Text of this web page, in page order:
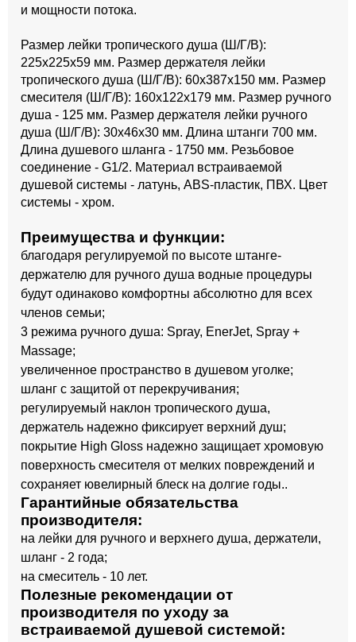
и мощности потока.
Размер лейки тропического душа (Ш/Г/В):
225x225x59 мм. Размер держателя лейки
тропического душа (Ш/Г/В): 60x387x150 мм. Размер
смесителя (Ш/Г/В): 160x122x179 мм. Размер ручного
душа - 125 мм. Размер держателя лейки ручного
душа (Ш/Г/В): 30x46x30 мм. Длина штанги 700 мм.
Длина душевого шланга - 1750 мм. Резьбовое
соединение - G1/2. Материал встраиваемой
душевой системы - латунь, ABS-пластик, ПВХ. Цвет
системы - хром.
Преимущества и функции:
благодаря регулируемой по высоте штанге-
держателю для ручного душа водные процедуры
будут одинаково комфортны абсолютно для всех
членов семьи;
3 режима ручного душа: Spray, EnerJet, Spray +
Massage;
увеличенное пространство в душевом уголке;
шланг с защитой от перекручивания;
регулируемый наклон тропического душа,
держатель надежно фиксирует верхний душ;
покрытие High Gloss надежно защищает хромовую
поверхность смесителя от мелких повреждений и
сохраняет ювелирный блеск на долгие годы..
Гарантийные обязательства
производителя:
на лейки для ручного и верхнего душа, держатели,
шланг - 2 года;
на смеситель - 10 лет.
Полезные рекомендации от
производителя по уходу за
встраиваемой душевой системой: